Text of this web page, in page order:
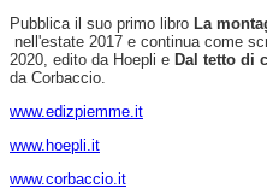
Pubblica il suo primo libro La
nell'estate 2017 e continua come
2020, edito da Hoepli e Dal tetto di
da Corbaccio.
www.edizpiemme.it
www.hoepli.it
www.corbaccio.it